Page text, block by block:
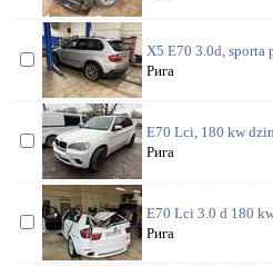
X5 E70 3.0d, sporta
Рига
E70 Lci, 180 kw
Рига
E70 Lci 3.0 d 180
Рига